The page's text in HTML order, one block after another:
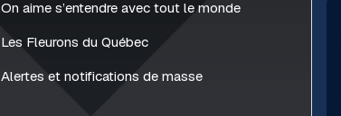
On aime s’entendre avec tout le monde
Les Fleurons du Québec
Alertes et notifications de masse